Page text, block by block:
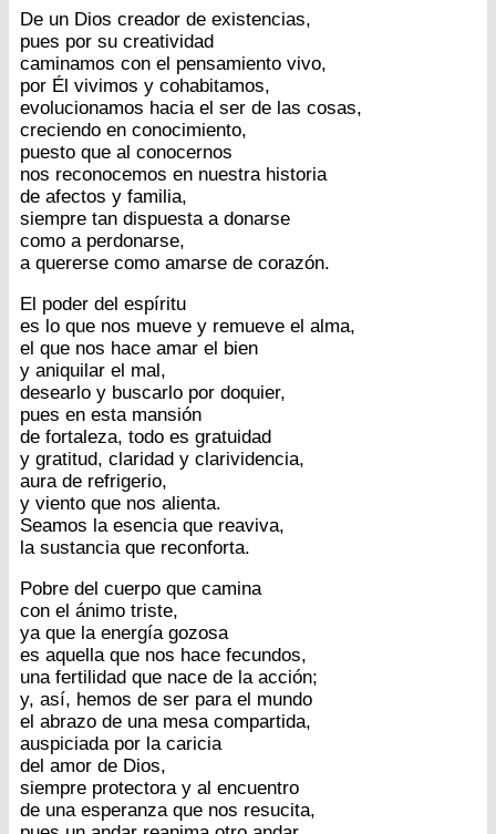
De un Dios creador de existencias,
pues por su creatividad
caminamos con el pensamiento vivo,
por Él vivimos y cohabitamos,
evolucionamos hacia el ser de las cosas,
creciendo en conocimiento,
puesto que al conocernos
nos reconocemos en nuestra historia
de afectos y familia,
siempre tan dispuesta a donarse
como a perdonarse,
a quererse como amarse de corazón.
El poder del espíritu
es lo que nos mueve y remueve el alma,
el que nos hace amar el bien
y aniquilar el mal,
desearlo y buscarlo por doquier,
pues en esta mansión
de fortaleza, todo es gratuidad
y gratitud, claridad y clarividencia,
aura de refrigerio,
y viento que nos alienta.
Seamos la esencia que reaviva,
la sustancia que reconforta.
Pobre del cuerpo que camina
con el ánimo triste,
ya que la energía gozosa
es aquella que nos hace fecundos,
una fertilidad que nace de la acción;
y, así, hemos de ser para el mundo
el abrazo de una mesa compartida,
auspiciada por la caricia
del amor de Dios,
siempre protectora y al encuentro
de una esperanza que nos resucita,